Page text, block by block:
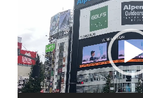
プ
レ
ー
ヤ